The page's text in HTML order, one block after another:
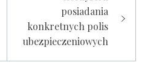
posiadania
konkretnych polis
ubezpieczeniowych